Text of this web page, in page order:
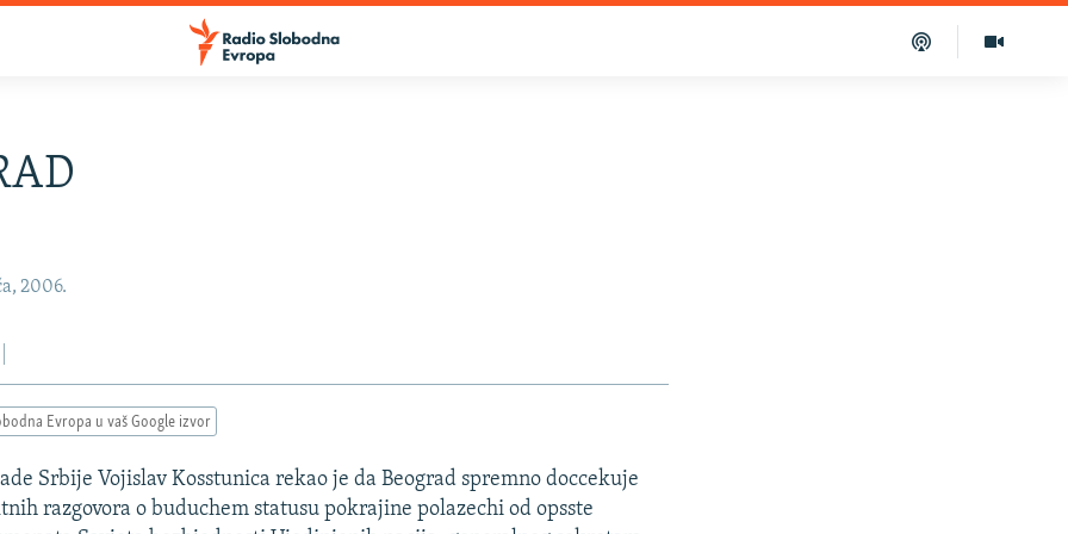
2006.
Evropa u vaš Google izvor
Srbije Vojislav Kosstunica rekao je da Beograd spremno doccekuje
razgovora o buduchem statusu pokrajine polazechi od opsste